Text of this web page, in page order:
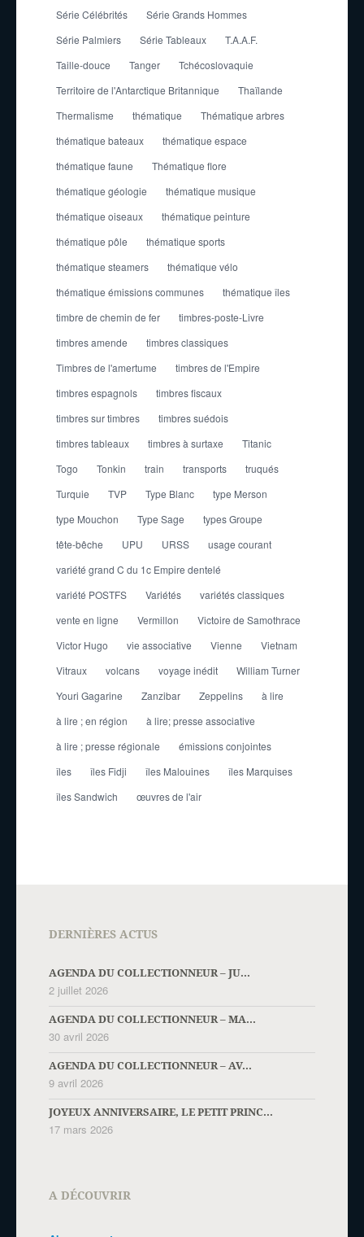
Série Célébrités
Série Grands Hommes
Série Palmiers
Série Tableaux
T.A.A.F.
Taille-douce
Tanger
Tchécoslovaquie
Territoire de l'Antarctique Britannique
Thaïlande
Thermalisme
thématique
Thématique arbres
thématique bateaux
thématique espace
thématique faune
Thématique flore
thématique géologie
thématique musique
thématique oiseaux
thématique peinture
thématique pôle
thématique sports
thématique steamers
thématique vélo
thématique émissions communes
thématique îles
timbre de chemin de fer
timbres-poste-Livre
timbres amende
timbres classiques
Timbres de l'amertume
timbres de l'Empire
timbres espagnols
timbres fiscaux
timbres sur timbres
timbres suédois
timbres tableaux
timbres à surtaxe
Titanic
Togo
Tonkin train transports
truqués
Turquie
TVP Type Blanc
type Merson
type Mouchon
Type Sage
types Groupe
tête-bêche
UPU URSS
usage courant
variété grand C du 1c Empire dentelé
variété POSTFS
Variétés
variétés classiques
vente en ligne
Vermillon
Victoire de Samothrace
Victor Hugo
vie associative Vienne
Vietnam
Vitraux
volcans voyage inédit
William Turner
Youri Gagarine
Zanzibar Zeppelins
à lire
à lire ; en région
à lire; presse associative
à lire ; presse régionale
émissions conjointes
îles
îles Fidji îles Malouines
îles Marquises
îles Sandwich
œuvres de l'air
DERNIÈRES ACTUS
AGENDA DU COLLECTIONNEUR – JU...
2 juillet 2026
AGENDA DU COLLECTIONNEUR – MA...
30 avril 2026
AGENDA DU COLLECTIONNEUR – AV...
9 avril 2026
JOYEUX ANNIVERSAIRE, LE PETIT PRINC...
17 mars 2026
A DÉCOUVRIR